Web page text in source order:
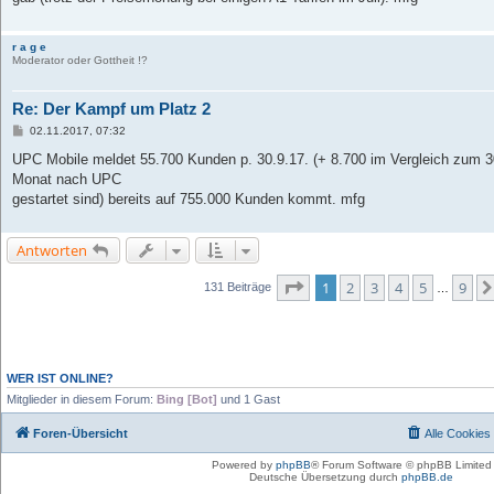
r a g e
Moderator oder Gottheit !?
Re: Der Kampf um Platz 2
B
i
r
a
02.11.2017, 07:32
UPC Mobile meldet 55.700 Kunden p. 30.9.17. (+ 8.700 im Vergleich zum
Monat nach UPC
gestartet sind) bereits auf 755.000 Kunden kommt. mfg
Antworten
131 Beiträge Seite von
1 2 3 4 5 9
WER IST ONLINE?
Mitglieder in diesem Forum: Bing [Bot] und 1 Gast
Foren-Übersicht Alle Cookies
Powered by phpBB® Forum Software © phpBB Limited
Deutsche Übersetzung durch phpBB.de